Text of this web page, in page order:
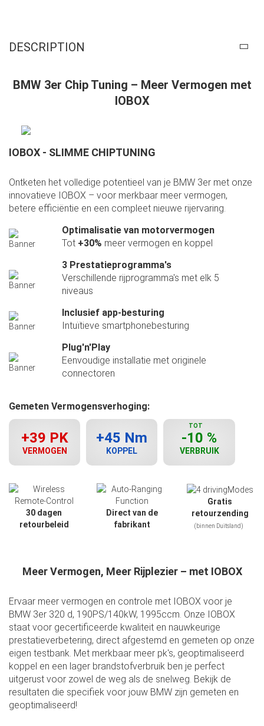
DESCRIPTION
BMW 3er Chip Tuning – Meer Vermogen met
IOBOX
IOBOX - SLIMME CHIPTUNING
Ontketen het volledige potentieel van je BMW 3er met onze
innovatieve IOBOX – voor merkbaar meer vermogen,
betere efficiëntie en een compleet nieuwe rijervaring.
Optimalisatie van motorvermogen
Tot +30% meer vermogen en koppel
3 Prestatieprogramma's
Verschillende rijprogramma's met elk 5
niveaus
Inclusief app-besturing
Intuïtieve smartphonebesturing
Plug'n'Play
Eenvoudige installatie met originele
connectoren
Gemeten Vermogensverhoging:
+39 PK
VERMOGEN
+45 Nm
KOPPEL
TOT
-10 %
VERBRUIK
30 dagen
retourbeleid
Direct van de
fabrikant
Gratis
retourzending
(binnen Duitsland)
Meer Vermogen, Meer Rijplezier – met IOBOX
Ervaar meer vermogen en controle met IOBOX voor je
BMW 3er 320 d, 190PS/140kW, 1995ccm. Onze IOBOX
staat voor gecertificeerde kwaliteit en nauwkeurige
prestatieverbetering, direct afgestemd en gemeten op onze
eigen testbank. Met merkbaar meer pk's, geoptimaliseerd
koppel en een lager brandstofverbruik ben je perfect
uitgerust voor zowel de weg als de snelweg. Bekijk de
resultaten die specifiek voor jouw BMW zijn gemeten en
geoptimaliseerd!
Slide01